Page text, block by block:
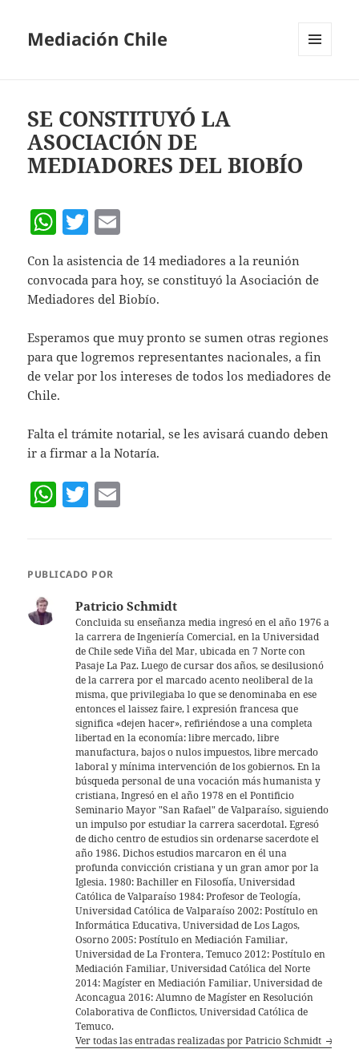
Mediación Chile
SE CONSTITUYÓ LA
ASOCIACIÓN DE
MEDIADORES DEL BIOBÍO
W
at
s
p
p
T
itt
er
m
ai
l
Con la asistencia de 14 mediadores a la reunión
convocada para hoy, se constituyó la Asociación de
Mediadores del Biobío.
Esperamos que muy pronto se sumen otras regiones
para que logremos representantes nacionales, a fin
de velar por los intereses de todos los mediadores de
Chile.
Falta el trámite notarial, se les avisará cuando deben
ir a firmar a la Notaría.
W
s
T
er
PUBLICADO POR
Patricio Schmidt
Concluida su enseñanza media ingresó en el año 1976 a
la carrera de Ingeniería Comercial, en la Universidad
de Chile sede Viña del Mar, ubicada en 7 Norte con
Pasaje La Paz. Luego de cursar dos años, se desilusionó
de la carrera por el marcado acento neoliberal de la
misma, que privilegiaba lo que se denominaba en ese
entonces el laissez faire, l expresión francesa que
significa «dejen hacer», refiriéndose a una completa
libertad en la economía: libre mercado, libre
manufactura, bajos o nulos impuestos, libre mercado
laboral y mínima intervención de los gobiernos. En la
búsqueda personal de una vocación más humanista y
cristiana, Ingresó en el año 1978 en el Pontificio
Seminario Mayor "San Rafael" de Valparaíso, siguiendo
un impulso por estudiar la carrera sacerdotal. Egresó
de dicho centro de estudios sin ordenarse sacerdote el
año 1986. Dichos estudios marcaron en él una
profunda convicción cristiana y un gran amor por la
Iglesia. 1980: Bachiller en Filosofía, Universidad
Católica de Valparaíso 1984: Profesor de Teología,
Universidad Católica de Valparaíso 2002: Postítulo en
Informática Educativa, Universidad de Los Lagos,
Osorno 2005: Postítulo en Mediación Familiar,
Universidad de La Frontera, Temuco 2012: Postítulo en
Mediación Familiar, Universidad Católica del Norte
2014: Magíster en Mediación Familiar, Universidad de
Aconcagua 2016: Alumno de Magíster en Resolución
Colaborativa de Conflictos, Universidad Católica de
Temuco.
Ver todas las entradas realizadas por Patricio Schmidt